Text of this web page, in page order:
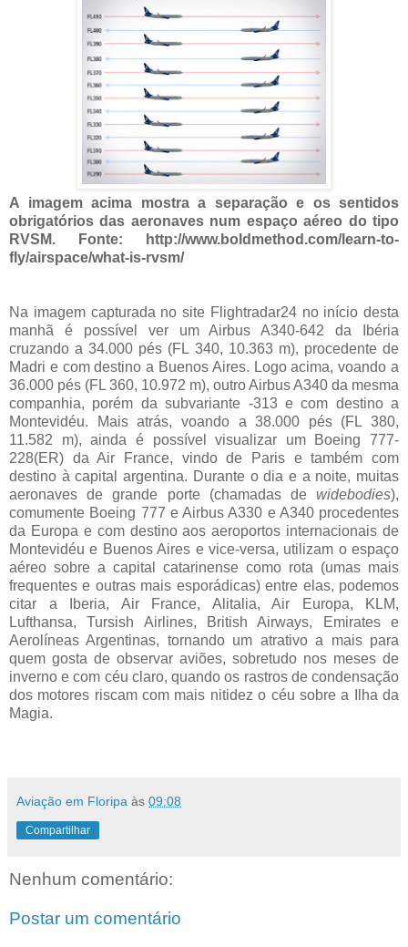
A imagem acima mostra a separação e os sentidos
obrigatórios das aeronaves num espaço aéreo do tipo
RVSM. Fonte: http://www.boldmethod.com/learn-to-
fly/airspace/what-is-rvsm/
Na imagem capturada no site Flightradar24 no início desta
manhã é possível ver um Airbus A340-642 da Ibéria
cruzando a 34.000 pés (FL 340, 10.363 m), procedente de
Madri e com destino a Buenos Aires. Logo acima, voando a
36.000 pés (FL 360, 10.972 m), outro Airbus A340 da mesma
companhia, porém da subvariante -313 e com destino a
Montevidéu. Mais atrás, voando a 38.000 pés (FL 380,
11.582 m), ainda é possível visualizar um Boeing 777-
228(ER) da Air France, vindo de Paris e também com
destino à capital argentina. Durante o dia e a noite, muitas
aeronaves de grande porte (chamadas de widebodies),
comumente Boeing 777 e Airbus A330 e A340 procedentes
da Europa e com destino aos aeroportos internacionais de
Montevidéu e Buenos Aires e vice-versa, utilizam o espaço
aéreo sobre a capital catarinense como rota (umas mais
frequentes e outras mais esporádicas) entre elas, podemos
citar a Iberia, Air France, Alitalia, Air Europa, KLM,
Lufthansa, Tursish Airlines, British Airways, Emirates e
Aerolíneas Argentinas, tornando um atrativo a mais para
quem gosta de observar aviões, sobretudo nos meses de
inverno e com céu claro, quando os rastros de condensação
dos motores riscam com mais nitidez o céu sobre a Ilha da
Magia.
Aviação em Floripa às 09:08
Compartilhar
Nenhum comentário:
Postar um comentário